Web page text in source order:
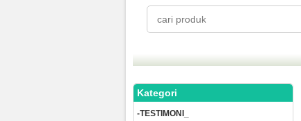
Kategori
-TESTIMONI_